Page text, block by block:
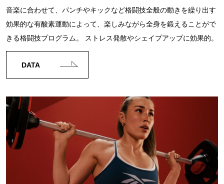
音楽に合わせて、パンチやキックなど格闘技全般の動きを繰り出す
効果的な有酸素運動によって、楽しみながら全身を鍛えることがで
きる格闘技プログラム。 ストレス発散やシェイプアップに効果的。
DATA